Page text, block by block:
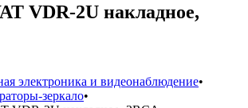
VDR-2U накладное,
электроника и видеонаблюдение•
зеркало•